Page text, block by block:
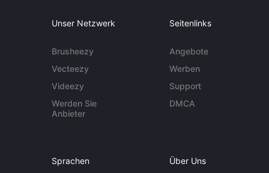
Unser Netzwerk
Brusheezy
Vecteezy
Videezy
Werden Sie
Anbieter
Seitenlinks
Angebote
Werben
Support
DMCA
Sprachen Über Uns